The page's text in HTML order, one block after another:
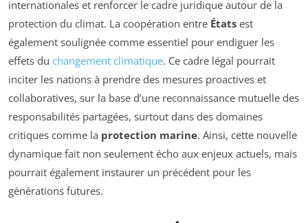
internationales et renforcer le cadre juridique autour de la
protection du climat. La coopération entre États est
également soulignée comme essentiel pour endiguer les
effets du changement climatique. Ce cadre légal pourrait
inciter les nations à prendre des mesures proactives et
collaboratives, sur la base d’une reconnaissance mutuelle des
responsabilités partagées, surtout dans des domaines
critiques comme la protection marine. Ainsi, cette nouvelle
dynamique fait non seulement écho aux enjeux actuels, mais
pourrait également instaurer un précédent pour les
générations futures.